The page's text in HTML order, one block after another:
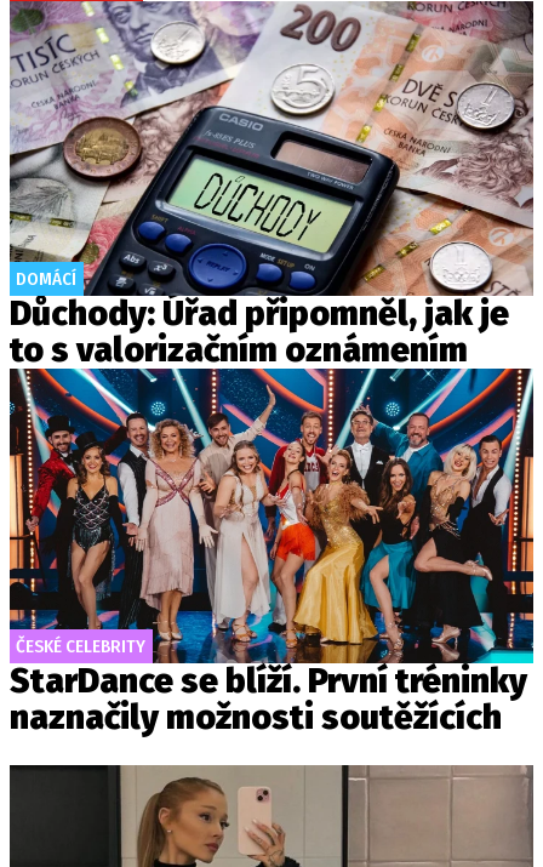
DOMÁCÍ
Důchody: Úřad připomněl, jak je
to s valorizačním oznámením
ČESKÉ CELEBRITY
StarDance se blíží. První tréninky
naznačily možnosti soutěžících